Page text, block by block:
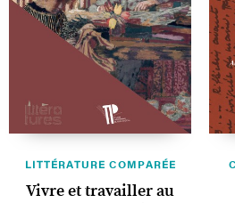
LITTÉRATURE COMPARÉE
Vivre et travailler au